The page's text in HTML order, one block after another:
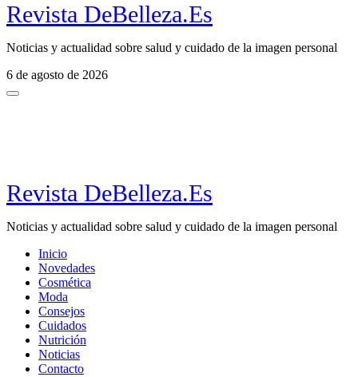
Revista DeBelleza.Es
Noticias y actualidad sobre salud y cuidado de la imagen personal
6 de agosto de 2026
Revista DeBelleza.Es
Noticias y actualidad sobre salud y cuidado de la imagen personal
Inicio
Novedades
Cosmética
Moda
Consejos
Cuidados
Nutrición
Noticias
Contacto